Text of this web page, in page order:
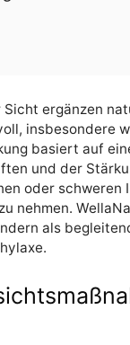
ergänzen
insbesondere
basiert auf
und der
oder schweren
nehmen.
als